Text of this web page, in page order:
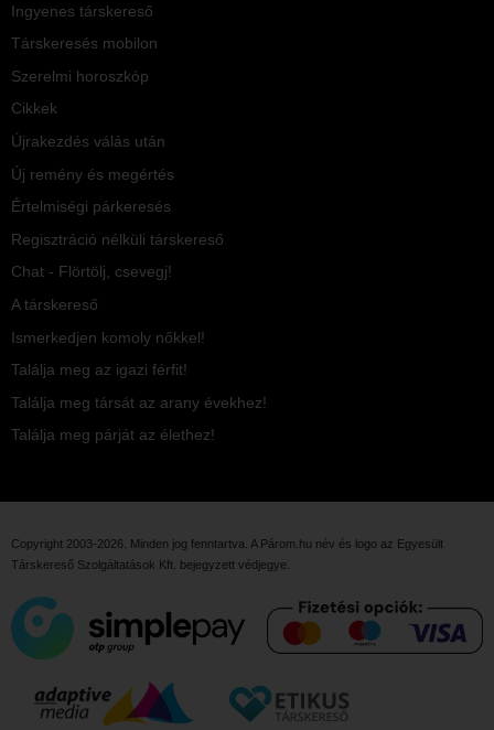
Ingyenes társkereső
Társkeresés mobilon
Szerelmi horoszkóp
Cikkek
Újrakezdés válás után
Új remény és megértés
Értelmiségi párkeresés
Regisztráció nélküli társkereső
Chat - Flörtölj, csevegj!
A társkereső
Ismerkedjen komoly nőkkel!
Találja meg az igazi férfit!
Találja meg társát az arany évekhez!
Találja meg párját az élethez!
Copyright 2003-2026. Minden jog fenntartva. A Párom.hu név és logo az Egyesült
Társkereső Szolgáltatások Kft.
bejegyzett védjegye.